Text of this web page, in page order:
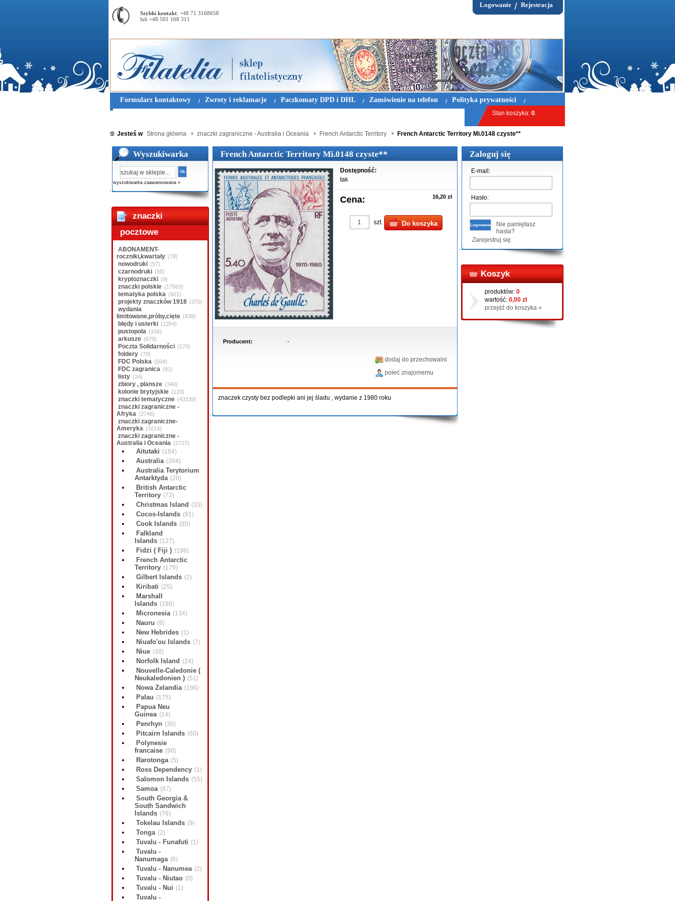
Szybki kontakt: +48 71 3168658
lub +48 501 168 311
Rejestracja
Logowanie
Formularz kontaktowy Zwroty i reklamacje Paczkomaty DPD i DHL Zamówienie na telefon Polityka prywatności
Stan koszyka: 0.
Jesteś w Strona główna znaczki zagraniczne - Australia i Oceania French Antarctic Territory French Antarctic Territory Mi.0148 czyste**
Wyszukiwarka
Ok
wyszukiwarka zaawansowana »
znaczki
pocztowe
ABONAMENT-
roczniki,kwartały (78)
nowodruki (57)
czarnodruki (50)
kryptoznaczki (9)
znaczki polskie (17563)
tematyka polska (601)
projekty znaczków 1918 (370)
wydania
limitowane,próby,cięte (638)
błędy i usterki (1264)
pustopola (106)
arkusze (679)
Poczta Solidarności (170)
foldery (70)
FDC Polska (504)
FDC zagranica (81)
listy (24)
zbiory , plansze (340)
kolonie brytyjskie (133)
znaczki tematyczne (43339)
znaczki zagraniczne -
Afryka (2746)
znaczki zagraniczne-
Ameryka (3214)
znaczki zagraniczne -
Australia i Oceania (2737)
Aitutaki (184)
Australia (394)
Australia Terytorium
Antarktyda (26)
British Antarctic
Territory (72)
Christmas Island (33)
Cocos-Islands (81)
Cook Islands (85)
Falkland
Islands (127)
Fidżi ( Fiji ) (198)
French Antarctic
Territory (179)
Gilbert Islands (2)
Kiribati (25)
Marshall
Islands (186)
Micronesia (134)
Nauru (8)
New Hebrides (1)
Niuafo'ou Islands (7)
Niue (38)
Norfolk Island (24)
Nouvelle-Caledonie (
Neukaledonien ) (51)
Nowa Zelandia (196)
Palau (175)
Papua Neu
Guinea (14)
Penrhyn (30)
Pitcairn Islands (60)
Polynesie
francaise (98)
Rarotonga (5)
Ross Dependency (1)
Salomon Islands (55)
Samoa (87)
South Georgia &
South Sandwich
Islands (76)
Tokelau Islands (9)
Tonga (2)
Tuvalu - Funafuti (1)
Tuvalu -
Nanumaga (6)
Tuvalu - Nanumea (2)
Tuvalu - Niutao (0)
Tuvalu - Nui (1)
Tuvalu -
French Antarctic Territory Mi.0148 czyste**
Dostępność:
tak
Cena: 16,20 zł
szt. Do koszyka
Producent: -
dodaj do przechowalni
poleć znajomemu
znaczek czysty bez podlepki ani jej śladu , wydanie z 1980 roku
Zaloguj się
E-mail:
Hasło:
Logowanie
Nie pamiętasz
hasła?
Zarejestruj się.
Koszyk
produktów: 0
wartość: 0,00 zł
przejdź do koszyka »